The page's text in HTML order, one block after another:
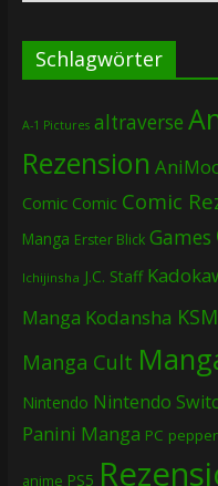
Schlagwörter
A-1 Pictures altraverse
Rezension
Comic Comic Comic
Manga Erster Blick Games
Ichijinsha J.C. Staff
Manga Kodansha KSM
Manga Cult
Nintendo Nintendo
Panini Manga PC
anime PS5